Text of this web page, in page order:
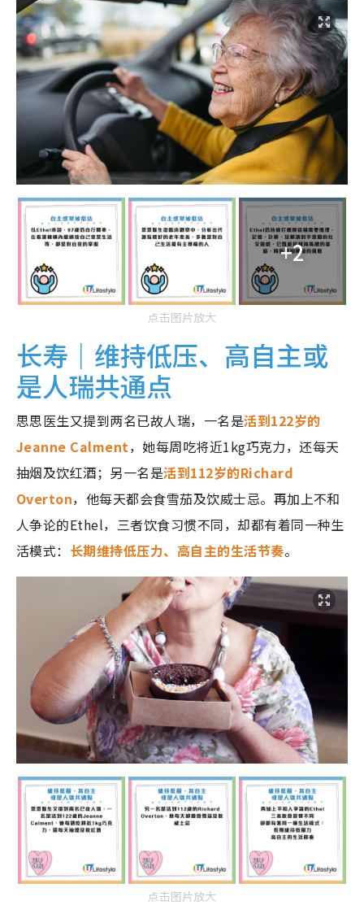
+2
点击图片放大
长寿｜维持低压、高自主或
是人瑞共通点
思思医生又提到两名已故人瑞，一名是活到122岁的
Jeanne Calment，她每周吃将近1kg巧克力，还每天
抽烟及饮红酒；另一名是活到112岁的Richard
Overton，他每天都会食雪茄及饮威士忌。再加上不和
人争论的Ethel，三者饮食习惯不同，却都有着同一种生
活模式： 长期维持低压力、高自主的生活节奏。
点击图片放大